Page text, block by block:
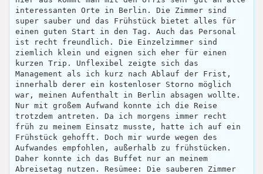
interessanten Orte in Berlin. Die Zimmer sind
super sauber und das Frühstück bietet alles für
einen guten Start in den Tag. Auch das Personal
ist recht freundlich. Die Einzelzimmer sind
ziemlich klein und eignen sich eher für einen
kurzen Trip. Unflexibel zeigte sich das
Management als ich kurz nach Ablauf der Frist,
innerhalb derer ein kostenloser Storno möglich
war, meinen Aufenthalt in Berlin absagen wollte.
Nur mit großem Aufwand konnte ich die Reise
trotzdem antreten. Da ich morgens immer recht
früh zu meinem Einsatz musste, hatte ich auf ein
Frühstück gehofft. Doch mir wurde wegen des
Aufwandes empfohlen, außerhalb zu frühstücken.
Daher konnte ich das Buffet nur an meinem
Abreisetag nutzen. Resümee: Die sauberen Zimmer